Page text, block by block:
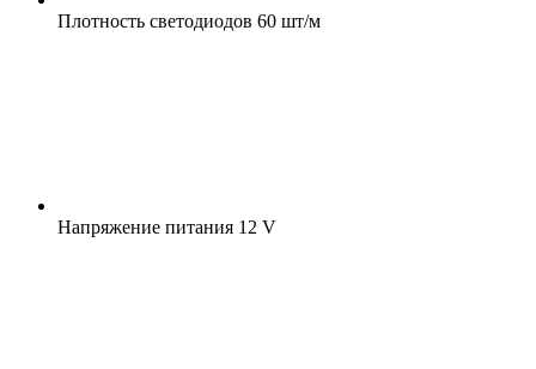
Плотность светодиодов 60 шт/м
Напряжение питания 12 V